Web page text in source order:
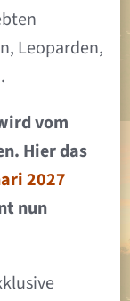
Leoparden,
vom
Hier das
2027
nun